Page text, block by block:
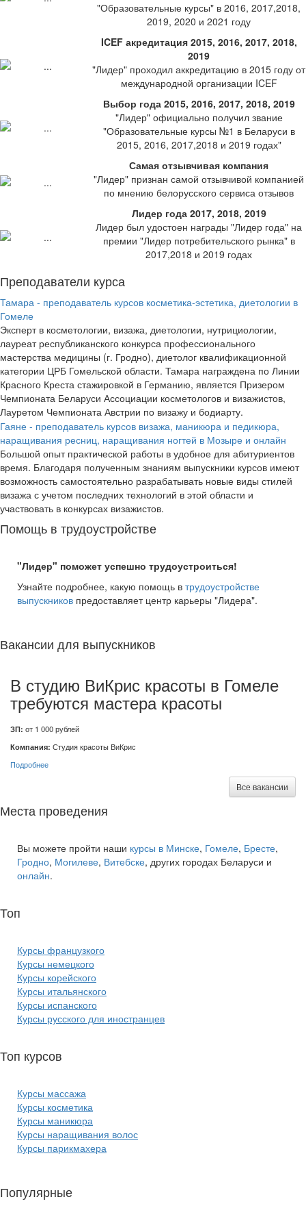
"Образовательные курсы" в 2016, 2017,2018,
2019, 2020 и 2021 году
ICEF акредитация 2015, 2016, 2017, 2018,
2019
"Лидер" проходил аккредитацию в 2015 году от
международной организации ICEF
Выбор года 2015, 2016, 2017, 2018, 2019
"Лидер" официально получил звание
"Образовательные курсы №1 в Беларуси в
2015, 2016, 2017,2018 и 2019 годах"
Самая отзывчивая компания
"Лидер" признан самой отзывчивой компанией
по мнению белорусского сервиса отзывов
Лидер года 2017, 2018, 2019
Лидер был удостоен награды "Лидер года" на
премии "Лидер потребительского рынка" в
2017,2018 и 2019 годах
Преподаватели курса
Тамара - преподаватель курсов косметика-эстетика, диетологии в
Гомеле
Эксперт в косметологии, визажа, диетологии, нутрициологии,
лауреат республиканского конкурса профессионального
мастерства медицины (г. Гродно), диетолог квалификационной
категории ЦРБ Гомельской области. Тамара награждена по Линии
Красного Креста стажировкой в Германию, является Призером
Чемпионата Беларуси Ассоциации косметологов и визажистов,
Лауретом Чемпионата Австрии по визажу и бодиарту.
Гаяне - преподаватель курсов визажа, маникюра и педикюра,
наращивания ресниц, наращивания ногтей в Мозыре и онлайн
Большой опыт практической работы в удобное для абитуриентов
время. Благодаря полученным знаниям выпускники курсов имеют
возможность самостоятельно разрабатывать новые виды стилей
визажа с учетом последних технологий в этой области и
участвовать в конкурсах визажистов.
Помощь в трудоустройстве
"Лидер" поможет успешно трудоустроиться!
Узнайте подробнее, какую помощь в трудоустройстве
выпускников предоставляет центр карьеры "Лидера".
Вакансии для выпускников
В студию ВиКрис красоты в Гомеле
требуются мастера красоты
ЗП: от 1 000 рублей
Компания: Студия красоты ВиКрис
Подробнее
Все вакансии
Места проведения
Вы можете пройти наши курсы в Минске, Гомеле, Бресте,
Гродно, Могилеве, Витебске, других городах Беларуси и
онлайн.
Топ
Курсы французкого
Курсы немецкого
Курсы корейского
Курсы итальянского
Курсы испанского
Курсы русского для иностранцев
Топ курсов
Курсы массажа
Курсы косметика
Курсы маникюра
Курсы наращивания волос
Курсы парикмахера
Популярные